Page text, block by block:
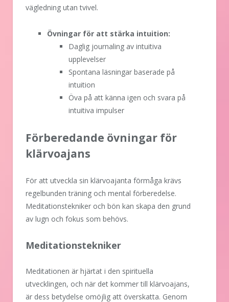
vägledning utan tvivel.
Övningar för att stärka intuition:
Daglig journaling av intuitiva
upplevelser
Spontana läsningar baserade på
intuition
Öva på att känna igen och svara på
intuitiva impulser
Förberedande övningar för
klärvoajans
För att utveckla sin klärvoajanta förmåga krävs
regelbunden träning och mental förberedelse.
Meditationstekniker och bön kan skapa den grund
av lugn och fokus som behövs.
Meditationstekniker
Meditationen är hjärtat i den spirituella
utvecklingen, och när det kommer till klärvoajans,
är dess betydelse omöjlig att överskatta. Genom